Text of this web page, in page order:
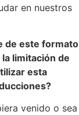
en nuestros
de este formato
limitación de
esta
venido o sea